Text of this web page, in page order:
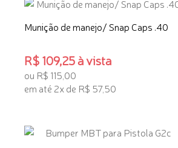
Munição de manejo/ Snap Caps .40
R$ 109,25 à vista
ou R$ 115,00
em até 2x de R$ 57,50